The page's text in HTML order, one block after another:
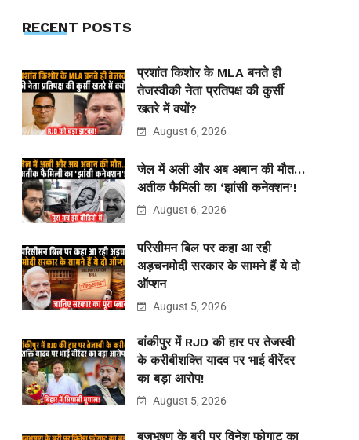
RECENT POSTS
प्रशांत किशोर के MLA बनते ही
तेजस्वीकी नेता प्रतिपक्ष की कुर्सी
खतरे में क्यों?
August 6, 2026
जेल में अली और अब अबान की मौत…
अतीक फैमिली का ‘झांसी कनेक्शन’!
August 6, 2026
परिसीमन बिल पर कहा आ रही
अड़चनमोदी सरकार के सामने हैं ये दो
ऑप्शन
August 5, 2026
बांकीपुर में RJD की हार पर तेजस्वी
के करीबीशक्ति यादव पर भाई वीरेंदर
का बड़ा आरोप!
August 5, 2026
बृजभूषण के बरी पर विनेश फोगाट का